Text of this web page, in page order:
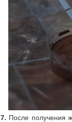
7. После получения